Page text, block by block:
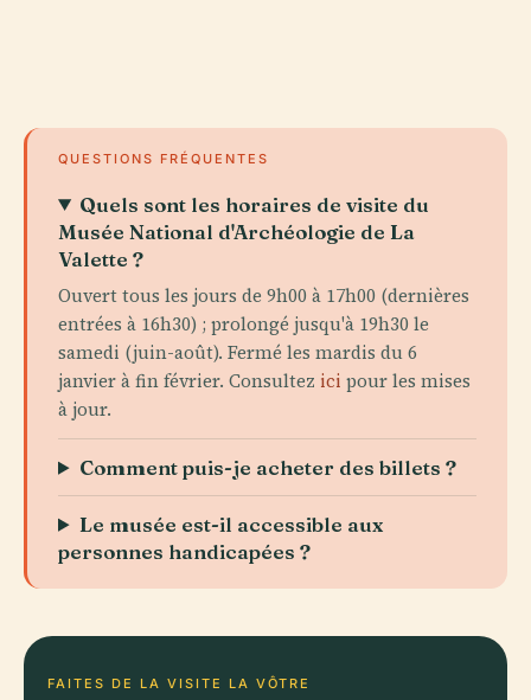
QUESTIONS FRÉQUENTES
Quels sont les horaires de visite du
Musée National d'Archéologie de La
Valette ?
Ouvert tous les jours de 9h00 à 17h00 (dernières
entrées à 16h30) ; prolongé jusqu'à 19h30 le
samedi (juin-août). Fermé les mardis du 6
janvier à fin février. Consultez ici pour les mises
à jour.
Comment puis-je acheter des billets ?
Le musée est-il accessible aux
personnes handicapées ?
FAITES DE LA VISITE LA VÔTRE